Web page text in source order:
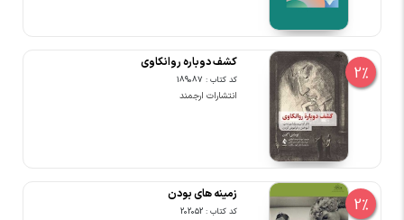
2%
کشف دوباره روانکاوی
کد کتاب : 189087
انتشارات ارجمند
2%
زمینه های بودن
کد کتاب : 202052